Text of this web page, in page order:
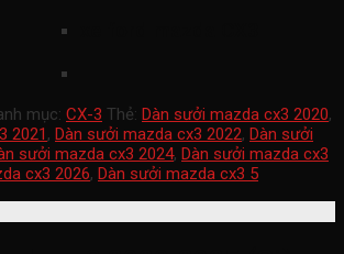
mục: CX-3 Thẻ: Dàn sưởi mazda cx3 2020,
2021 , Dàn sưởi mazda cx3 2022, Dàn sưởi
sưởi mazda cx3 2024, Dàn sưởi mazda cx3
cx3 2026, Dàn sưởi mazda cx3 5